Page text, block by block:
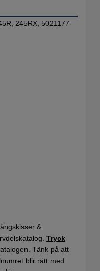
245RX, 5021177-
&
Tryck
Tänk på att
blir rätt med